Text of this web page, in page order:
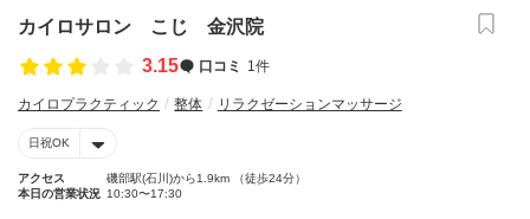
カイロサロン こじ 金沢院
3.15
口コミ 1件
カイロプラクティック 整体 リラクゼーションマッサージ
日祝OK
アクセス
磯部駅(石川)から1.9km （徒歩24分）
本日の営業状況 10:30〜17:30